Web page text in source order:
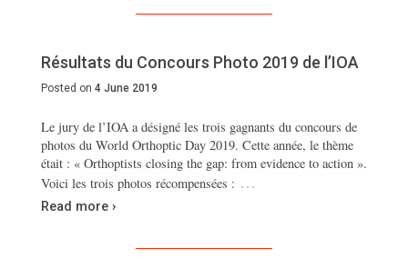
Résultats du Concours Photo 2019 de l’IOA
Posted on 4 June 2019
Le jury de l’IOA a désigné les trois gagnants du concours de
photos du World Orthoptic Day 2019. Cette année, le thème
était : « Orthoptists closing the gap: from evidence to action ».
Voici les trois photos récompensées : …
Read more ›